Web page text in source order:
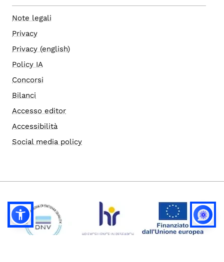
Note legali
Privacy
Privacy (english)
Policy IA
Concorsi
Bilanci
Accesso editor
Accessibilità
Social media policy